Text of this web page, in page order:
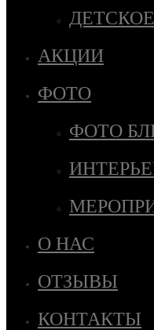
АКЦИИ
ФОТО
ФОТО
О НАС
ОТЗЫВЫ
КОНТАКТЫ